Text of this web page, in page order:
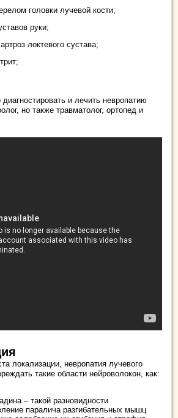
головки лучевой кости;
руки;
локтевого сустава;
диагностировать и лечить невропатию
но также травматолог, ортопед и
локализации, невропатия лучевого
такие области нейроволокон, как:
– такой разновидности
паралича разгибательных мышц